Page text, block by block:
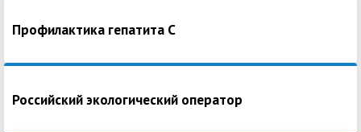
Профилактика гепатита С
Российский экологический оператор